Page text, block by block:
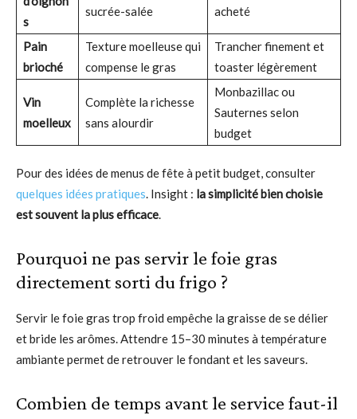
s
sucrée-salée
acheté
Pain
brioché
Texture moelleuse qui
compense le gras
Trancher finement et
toaster légèrement
Vin
moelleux
Complète la richesse
sans alourdir
Monbazillac ou
Sauternes selon
budget
Pour des idées de menus de fête à petit budget, consulter
quelques idées pratiques. Insight : la simplicité bien choisie
est souvent la plus efficace.
Pourquoi ne pas servir le foie gras
directement sorti du frigo ?
Servir le foie gras trop froid empêche la graisse de se délier
et bride les arômes. Attendre 15–30 minutes à température
ambiante permet de retrouver le fondant et les saveurs.
Combien de temps avant le service faut-il